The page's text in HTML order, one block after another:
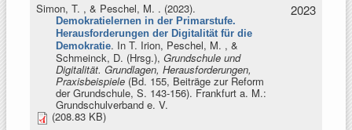
Simon, T. , & Peschel, M. . (2023).
Demokratielernen in der Primarstufe.
Herausforderungen der Digitalität für die
Demokratie. In T. Irion, Peschel, M. , &
Schmeinck, D. (Hrsg.), Grundschule und
Digitalität. Grundlagen, Herausforderungen,
Praxisbeispiele (Bd. 155, Beiträge zur Reform
der Grundschule, S. 143-156). Frankfurt a. M.:
Grundschulverband e. V.
(208.83 KB)
2023